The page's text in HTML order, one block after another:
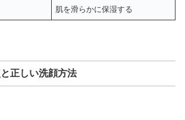
肌を滑らかに保湿する
正しい洗顔方法